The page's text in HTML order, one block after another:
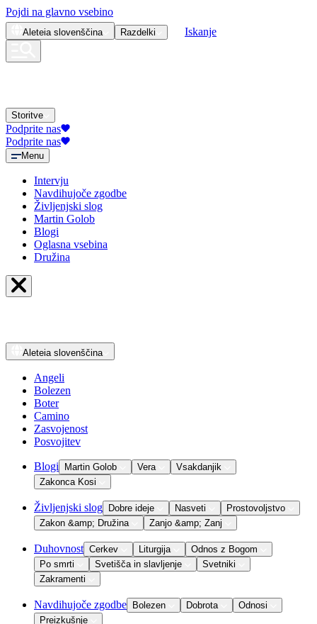
Pojdi na glavno vsebino
Aleteia slovenščina Razdelki Iskanje
Storitve
Podprite nas
Podprite nas
Menu
Intervju
Navdihujoče zgodbe
Življenjski slog
Martin Golob
Blogi
Oglasna vsebina
Družina
Aleteia slovenščina
Angeli
Bolezen
Boter
Camino
Zasvojenost
Posvojitev
Blogi Martin Golob Vera
Vsakdanjik
Zakonca Kosi
Življenjski slog Dobre ideje Nasveti
Prostovoljstvo
Zakon &amp; Družina
Zanjo &amp; Zanj
Duhovnost Cerkev Liturgija
Odnos z Bogom
Po smrti
Svetišča in slavljenje
Svetniki
Zakramenti
Navdihujoče zgodbe Bolezen Dobrota
Odnosi
Preizkušnje